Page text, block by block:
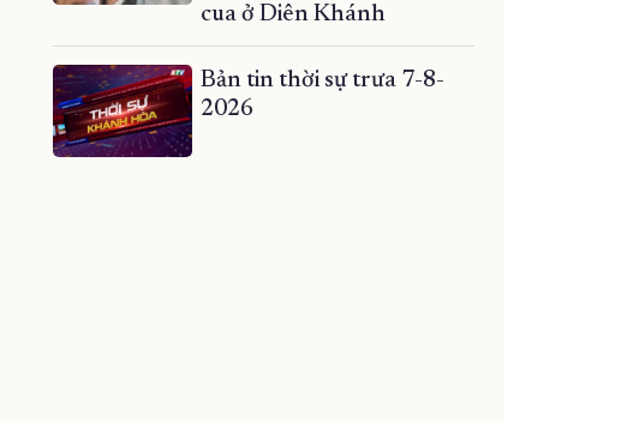
cua ở Diên Khánh
Bản tin thời sự trưa 7-8-
2026